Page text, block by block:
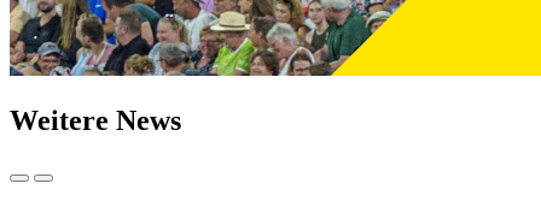
Weitere News